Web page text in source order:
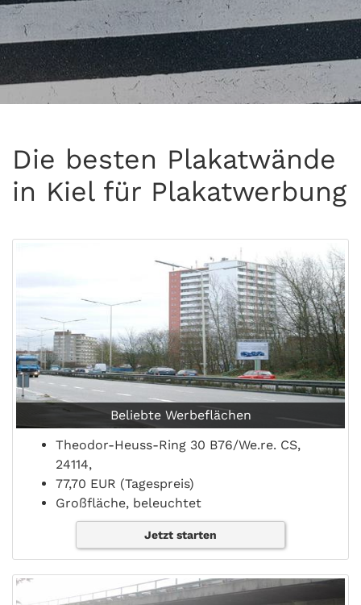
Die besten Plakatwände
in Kiel für Plakatwerbung
Beliebte Werbeflächen
Theodor-Heuss-Ring 30 B76/We.re. CS,
24114,
77,70 EUR (Tagespreis)
Großfläche, beleuchtet
Jetzt starten